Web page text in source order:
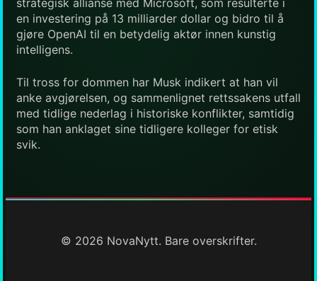
en investering på 13 milliarder dollar og bidro til å
gjøre OpenAI til en betydelig aktør innen kunstig
intelligens.
Til tross for dommen har Musk indikert at han vil
anke avgjørelsen, og sammenlignet rettssakens utfall
med tidlige nederlag i historiske konflikter, samtidig
som han anklaget sine tidligere kolleger for etisk
svik.
© 2026 NovaNytt. Bare overskrifter.